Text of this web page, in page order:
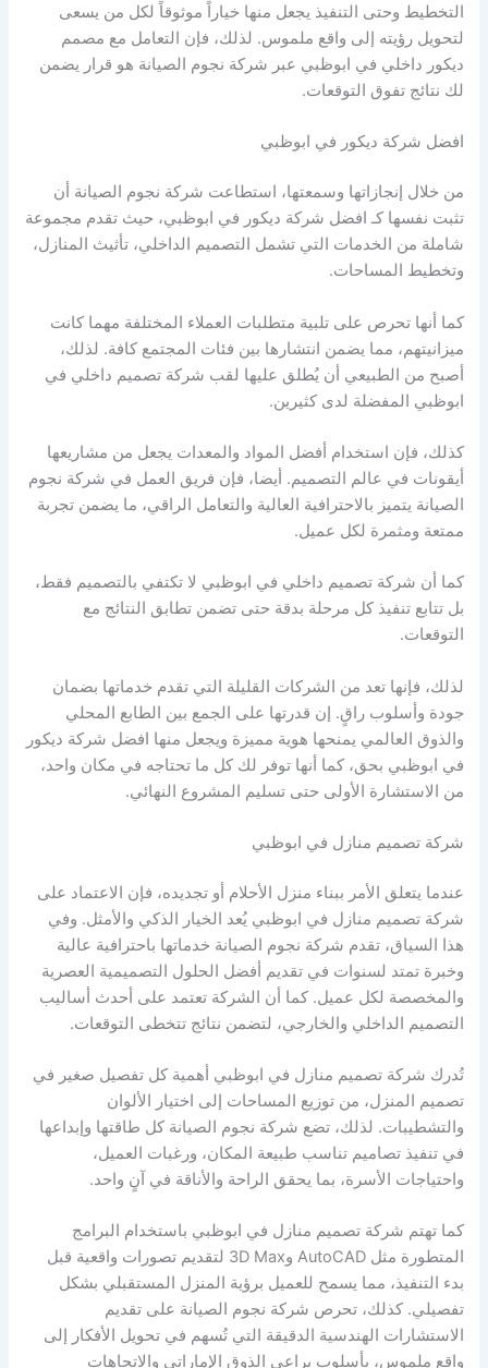
التخطيط وحتى التنفيذ يجعل منها خياراً موثوقاً لكل من يسعى
لتحويل رؤيته إلى واقع ملموس. لذلك، فإن التعامل مع مصمم
ديكور داخلي في ابوظبي عبر شركة نجوم الصيانة هو قرار يضمن
لك نتائج تفوق التوقعات.
افضل شركة ديكور في ابوظبي
من خلال إنجازاتها وسمعتها، استطاعت شركة نجوم الصيانة أن
تثبت نفسها كـ افضل شركة ديكور في ابوظبي، حيث تقدم مجموعة
شاملة من الخدمات التي تشمل التصميم الداخلي، تأثيث المنازل،
وتخطيط المساحات.
كما أنها تحرص على تلبية متطلبات العملاء المختلفة مهما كانت
ميزانيتهم، مما يضمن انتشارها بين فئات المجتمع كافة. لذلك،
أصبح من الطبيعي أن يُطلق عليها لقب شركة تصميم داخلي في
ابوظبي المفضلة لدى كثيرين.
كذلك، فإن استخدام أفضل المواد والمعدات يجعل من مشاريعها
أيقونات في عالم التصميم. أيضا، فإن فريق العمل في شركة نجوم
الصيانة يتميز بالاحترافية العالية والتعامل الراقي، ما يضمن تجربة
ممتعة ومثمرة لكل عميل.
كما أن شركة تصميم داخلي في ابوظبي لا تكتفي بالتصميم فقط،
بل تتابع تنفيذ كل مرحلة بدقة حتى تضمن تطابق النتائج مع
التوقعات.
لذلك، فإنها تعد من الشركات القليلة التي تقدم خدماتها بضمان
جودة وأسلوب راقٍ. إن قدرتها على الجمع بين الطابع المحلي
والذوق العالمي يمنحها هوية مميزة ويجعل منها افضل شركة ديكور
في ابوظبي بحق، كما أنها توفر لك كل ما تحتاجه في مكان واحد،
من الاستشارة الأولى حتى تسليم المشروع النهائي.
شركة تصميم منازل في ابوظبي
عندما يتعلق الأمر ببناء منزل الأحلام أو تجديده، فإن الاعتماد على
شركة تصميم منازل في ابوظبي يُعد الخيار الذكي والأمثل. وفي
هذا السياق، تقدم شركة نجوم الصيانة خدماتها باحترافية عالية
وخبرة تمتد لسنوات في تقديم أفضل الحلول التصميمية العصرية
والمخصصة لكل عميل. كما أن الشركة تعتمد على أحدث أساليب
التصميم الداخلي والخارجي، لتضمن نتائج تتخطى التوقعات.
تُدرك شركة تصميم منازل في ابوظبي أهمية كل تفصيل صغير في
تصميم المنزل، من توزيع المساحات إلى اختيار الألوان
والتشطيبات. لذلك، تضع شركة نجوم الصيانة كل طاقتها وإبداعها
في تنفيذ تصاميم تناسب طبيعة المكان، ورغبات العميل،
واحتياجات الأسرة، بما يحقق الراحة والأناقة في آنٍ واحد.
كما تهتم شركة تصميم منازل في ابوظبي باستخدام البرامج
المتطورة مثل AutoCAD و3D Max لتقديم تصورات واقعية قبل
بدء التنفيذ، مما يسمح للعميل برؤية المنزل المستقبلي بشكل
تفصيلي. كذلك، تحرص شركة نجوم الصيانة على تقديم
الاستشارات الهندسية الدقيقة التي تُسهم في تحويل الأفكار إلى
واقع ملموس، بأسلوب يراعي الذوق الإماراتي والاتجاهات